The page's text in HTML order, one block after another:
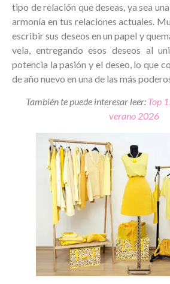
tipo de relación que deseas, ya sea
armonía en tus relaciones actuales.
escribir sus deseos en un papel y
vela, entregando esos deseos al
potencia la pasión y el deseo, lo que
de año nuevo en una de las más
También te puede interesar leer: Top
verano 2026